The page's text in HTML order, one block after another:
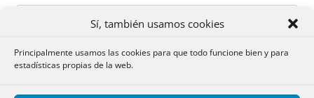
Sí, también usamos cookies
Principalmente usamos las cookies para que todo funcione bien y para
estadísticas propias de la web.